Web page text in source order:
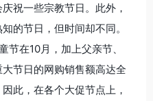
祝一些宗教节日。此外，
的节日，但时间却不同。
节在10月，加上父亲节、
节日的网购销售额高达全
此，在各个大促节点上，